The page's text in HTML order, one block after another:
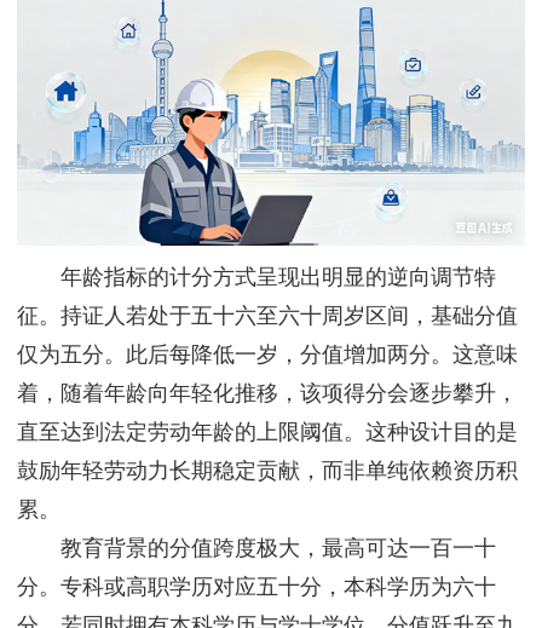
联
们
年龄指标的计分方式呈现出明显的逆向调节特
征。持证人若处于五十六至六十周岁区间，基础分值
仅为五分。此后每降低一岁，分值增加两分。这意味
着，随着年龄向年轻化推移，该项得分会逐步攀升，
直至达到法定劳动年龄的上限阈值。这种设计目的是
鼓励年轻劳动力长期稳定贡献，而非单纯依赖资历积
累。
教育背景的分值跨度极大，最高可达一百一十
分。专科或高职学历对应五十分，本科学历为六十